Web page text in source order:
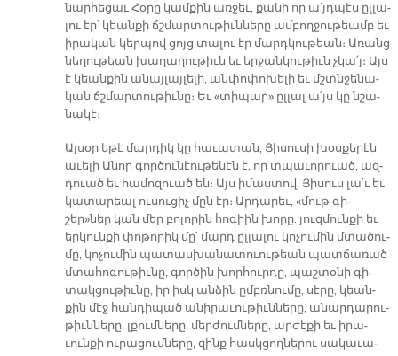
նար­հե­ցաւ Հօ­րը կամ­քին առ­ջեւ, քա­նի որ ա՛յդ­պէս ըլ­լա­
լու էր՝ կեան­քի ճշմար­տու­թիւն­նե­րը ամ­բող­ջու­թեամբ եւ
ի­րա­կան կեր­պով ցոյց տա­լու էր մարդ­կու­թեան։ Ա­ռանց
նե­ղու­թեան խա­ղա­ղու­թիւն եւ եր­ջան­կու­թիւն չկա՛յ։ Այս
է կեան­քին ա­նայ­լայ­լե­լի, ան­փո­փո­խե­լի եւ մշտնջե­նա­
կան ճշմար­տու­թիւ­նը։ Եւ «տի­պար» ըլ­լալ ա՛յս կը նշա­
նա­կէ։
Այ­սօր ե­թէ մար­դիկ կը հա­ւա­տան, Յի­սու­սի խօս­քե­րէն
ա­ւե­լի Ա­նոր գոր­ծու­նէու­թե­նէն է, որ տպա­ւո­րուած, ազ­
դուած եւ հա­մո­զուած են։ Այս ի­մաս­տով, Յի­սուս լա՛ւ եւ
կա­տա­րեալ ու­սու­ցիչ մըն էր։ Ար­դա­րեւ, «մութ գի­
շեր»ներ կան մեր բո­լո­րին հո­գիին խո­րը. յուզ­մուն­քի եւ
եր­կուն­քի փո­թո­րիկ մը՝ մարդ ըլ­լա­լու կո­չու­մին մտա­ծու­
մը, կո­չու­մին պա­տաս­խա­նա­տուու­թեան պատ­ճա­ռած
մտա­հո­գու­թիւ­նը, գոր­ծին խոր­հուր­դը, պաշ­տօ­նի գի­
տակ­ցու­թիւ­նը, իր իսկ ան­ձին ըմբռ­նու­մը, սէ­րը, կեան­
քին մէջ հան­դի­պած ա­նի­րա­ւու­թիւն­նե­րը, ա­նար­դա­րու­
թիւն­նե­րը, լքում­նե­րը, մեր­ժում­նե­րը, ար­ժէ­քի եւ ի­րա­
ւուն­քի ու­րա­ցում­նե­րը, զինք հասկ­ցող­նե­րու սա­կա­ւա­